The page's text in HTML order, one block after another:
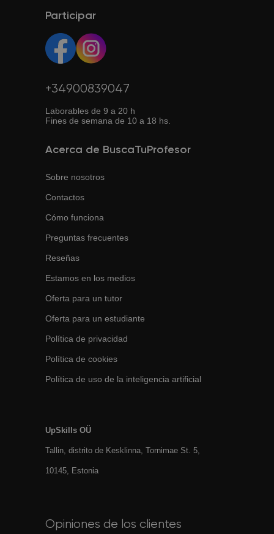
Participar
+34900839047
Laborables de 9 a 20 h
Fines de semana de 10 a 18 hs.
Acerca de BuscaTuProfesor
Sobre nosotros
Contactos
Cómo funciona
Preguntas frecuentes
Reseñas
Estamos en los medios
Oferta para un tutor
Oferta para un estudiante
Política de privacidad
Política de cookies
Política de uso de la inteligencia artificial
UpSkills OÜ
Tallin, distrito de Kesklinna, Tornimаe St. 5,
10145, Estonia
Opiniones de los clientes